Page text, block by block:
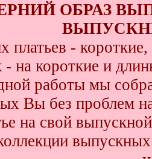
ОБРАЗ
платьев -
- на короткие и
работы мы
Вы без проблем
на свой